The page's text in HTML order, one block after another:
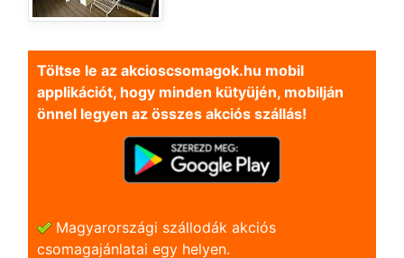
Töltse le az akcioscsomagok.hu mobil
applikációt, hogy minden kütyüjén, mobilján
önnel legyen az összes akciós szállás!
Magyarországi szállodák akciós
csomagajánlatai egy helyen.